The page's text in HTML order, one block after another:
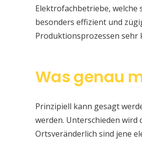
Elektrofachbetriebe,
besonders effizient und
Produktionsprozessen sehr
Was genau
Prinzipiell kann gesagt
werden. Unterschieden
Ortsveränderlich sind jene